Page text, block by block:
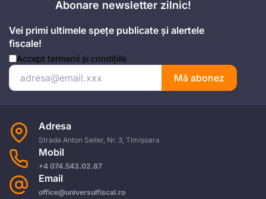
Abonare newsletter zilnic!
Vei primi ultimele spețe publicate și alertele
fiscale!
Accept termenii și condițiile
Mă abonez
Adresa
Strada Anton Seiler, Nr. 3, Timișoara
Mobil
+4 074.543.02.87
Email
office@universulfiscal.ro